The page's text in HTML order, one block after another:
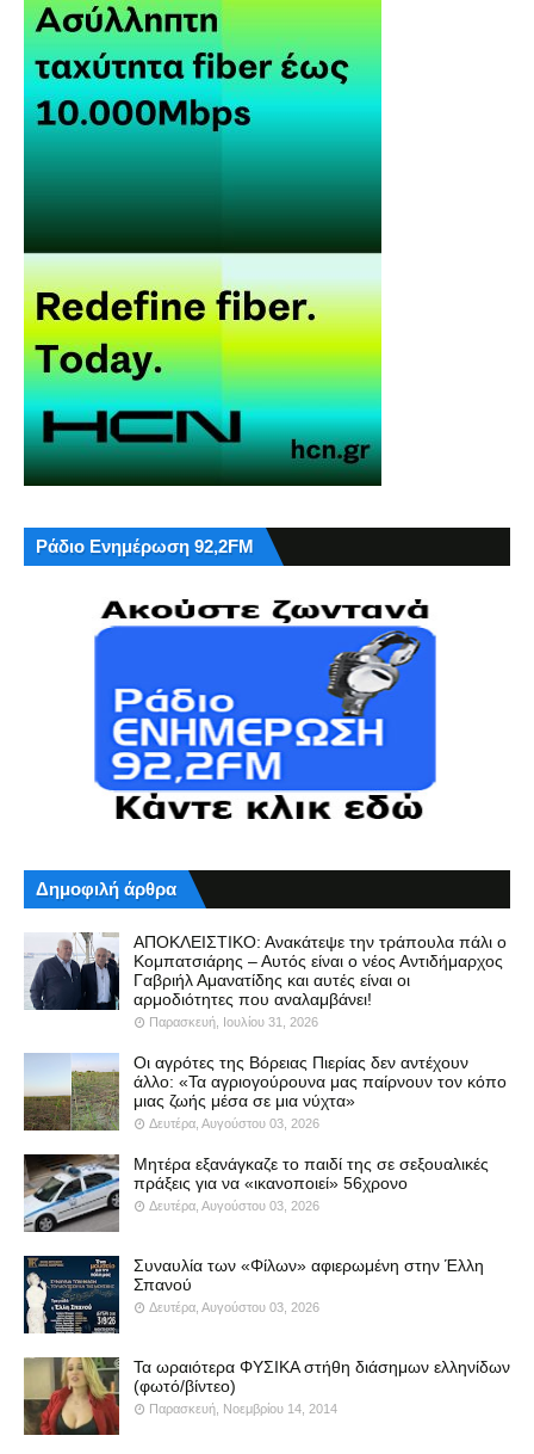
Ράδιο Ενημέρωση 92,2FM
Δημοφιλή άρθρα
ΑΠΟΚΛΕΙΣΤΙΚΟ: Ανακάτεψε την τράπουλα πάλι ο
Κομπατσιάρης – Αυτός είναι ο νέος Αντιδήμαρχος
Γαβριήλ Αμανατίδης και αυτές είναι οι
αρμοδιότητες που αναλαμβάνει!
Παρασκευή, Ιουλίου 31, 2026
Οι αγρότες της Βόρειας Πιερίας δεν αντέχουν
άλλο: «Τα αγριογούρουνα μας παίρνουν τον κόπο
μιας ζωής μέσα σε μια νύχτα»
Δευτέρα, Αυγούστου 03, 2026
Μητέρα εξανάγκαζε το παιδί της σε σεξουαλικές
πράξεις για να «ικανοποιεί» 56χρονο
Δευτέρα, Αυγούστου 03, 2026
Συναυλία των «Φίλων» αφιερωμένη στην Έλλη
Σπανού
Δευτέρα, Αυγούστου 03, 2026
Τα ωραιότερα ΦΥΣΙΚΑ στήθη διάσημων ελληνίδων
(φωτό/βίντεο)
Παρασκευή, Νοεμβρίου 14, 2014